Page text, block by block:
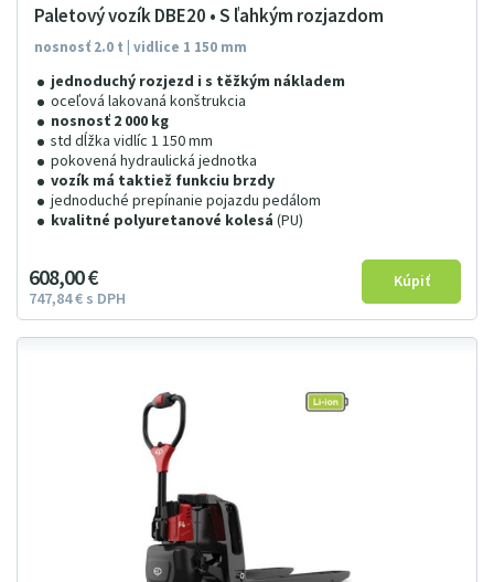
Paletový vozík DBE20 • S ľahkým rozjazdom
nosnosť 2.0 t | vidlice 1 150 mm
jednoduchý rozjezd i s těžkým nákladem
oceľová lakovaná konštrukcia
nosnosť 2 000 kg
std dĺžka vidlíc 1 150 mm
pokovená hydraulická jednotka
vozík má taktiež funkciu brzdy
jednoduché prepínanie pojazdu pedálom
kvalitné polyuretanové kolesá (PU)
608 00€
747 84€ s DPH